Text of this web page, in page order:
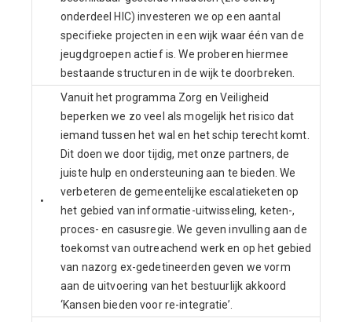
onderdeel HIC) investeren we op een aantal
specifieke projecten in een wijk waar één van de
jeugdgroepen actief is. We proberen hiermee
bestaande structuren in de wijk te doorbreken.
•
Vanuit het programma Zorg en Veiligheid
beperken we zo veel als mogelijk het risico dat
iemand tussen het wal en het schip terecht komt.
Dit doen we door tijdig, met onze partners, de
juiste hulp en ondersteuning aan te bieden. We
verbeteren de gemeentelijke escalatieketen op
het gebied van informatie-uitwisseling, keten-,
proces- en casusregie. We geven invulling aan de
toekomst van outreachend werk en op het gebied
van nazorg ex-gedetineerden geven we vorm
aan de uitvoering van het bestuurlijk akkoord
‘Kansen bieden voor re-integratie’.